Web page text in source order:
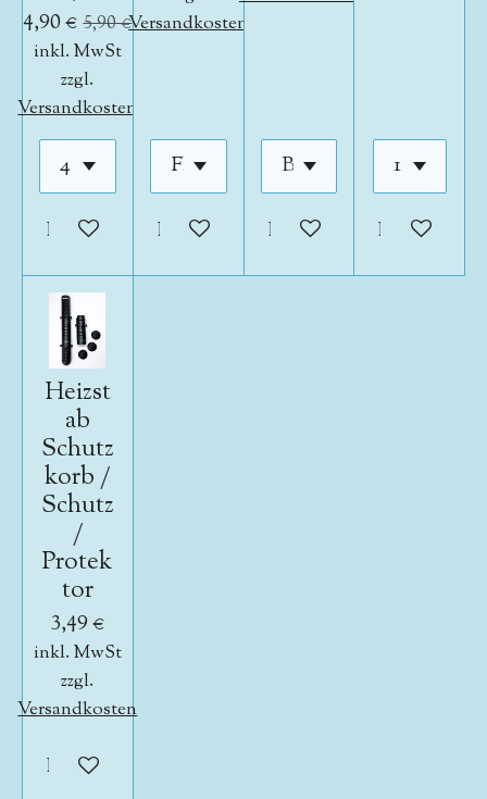
4,90 € 5,90 €
inkl. MwSt
zzgl.
Versandkosten
In den Warenkorb
Versandkosten
In den WarenkorbIn den Warenkorb
In den
Heizst
ab
Schutz
korb /
Schutz
/
Protek
tor
3,49 €
inkl. MwSt
zzgl.
Versandkosten
In den Warenkorb